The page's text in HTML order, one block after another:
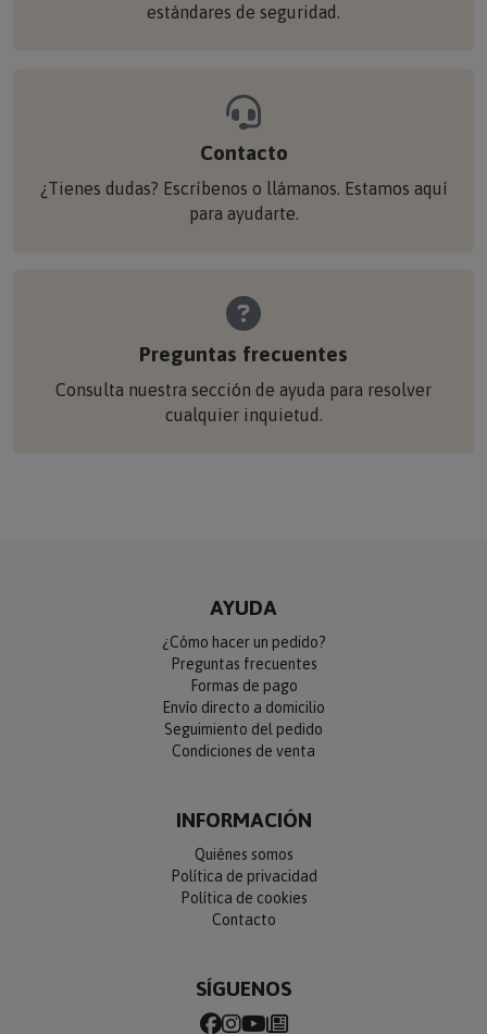
estándares de seguridad.
Contacto
¿Tienes dudas? Escríbenos o llámanos. Estamos aquí
para ayudarte.
Preguntas frecuentes
Consulta nuestra sección de ayuda para resolver
cualquier inquietud.
AYUDA
¿Cómo hacer un pedido?
Preguntas frecuentes
Formas de pago
Envío directo a domicilio
Seguimiento del pedido
Condiciones de venta
INFORMACIÓN
Quiénes somos
Política de privacidad
Política de cookies
Contacto
SÍGUENOS